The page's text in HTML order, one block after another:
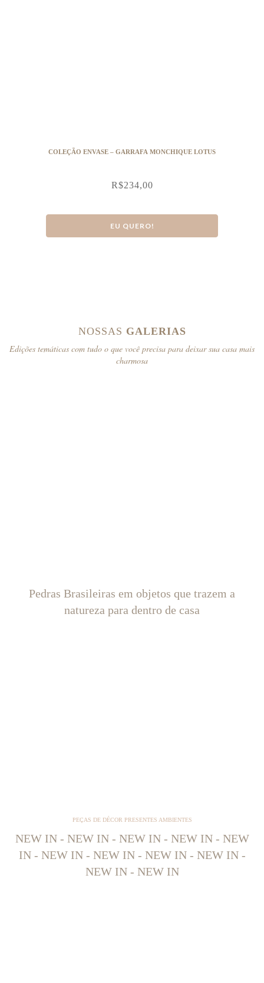
COLEÇÃO ENVASE – GARRAFA MONCHIQUE LOTUS
R$234,00
EU QUERO!
NOSSAS GALERIAS
Edições temáticas com tudo o que você precisa para deixar sua casa mais
charmosa
Pedras Brasileiras em objetos que trazem a
natureza para dentro de casa
PEÇAS DE DÉCOR PRESENTES AMBIENTES
NEW IN - NEW IN - NEW IN - NEW IN - NEW
IN - NEW IN - NEW IN - NEW IN - NEW IN -
NEW IN - NEW IN